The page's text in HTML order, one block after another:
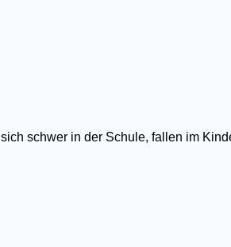
schwer in der Schule, fallen im